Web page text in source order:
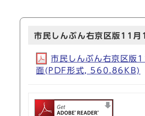
市民しんぶん右京区版11
市民しんぶん右京区
面(PDF形式, 560.86KB)